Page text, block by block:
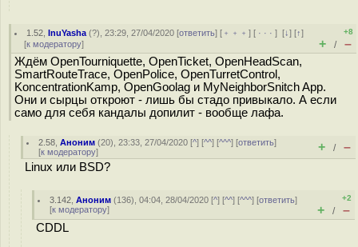
1.52 ,InuYasha (?), 23:29, 27/04/2020 [ответить] [ ﹢﹢﹢] [ · · ·][↓] [↑]
[к модератору]
+8
+ / –
Ждём OpenTourniquette, OpenTicket, OpenHeadScan,
SmartRouteTrace, OpenPolice, OpenTurretControl,
KoncentrationKamp, OpenGoolag и MyNeighborSnitch App.
Они и сырцы откроют - лишь бы стадо привыкало. А если
само для себя кандалы допилит - вообще лафа.
2.58 ,Аноним (20), 23:33, 27/04/2020 [^] [^^] [^^^] [ответить]
[к модератору] + / –
Linux или BSD?
3.142 ,Аноним (136), 04:04, 28/04/2020 [^] [^^] [^^^] [ответить]
[к модератору]
+2
+ / –
CDDL